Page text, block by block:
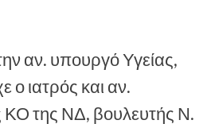
αν. υπουργό Υγείας,
ο ιατρός και αν.
ΚΟ της ΝΔ, βουλευτής Ν.